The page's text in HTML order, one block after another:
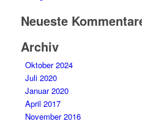
Neueste
Archiv
Oktober 2024
Juli 2020
Januar 2020
April 2017
November 2016